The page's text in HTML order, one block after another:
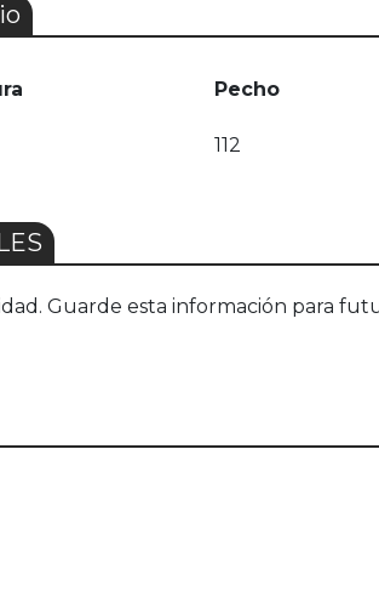
Pecho
112
Guarde esta información para